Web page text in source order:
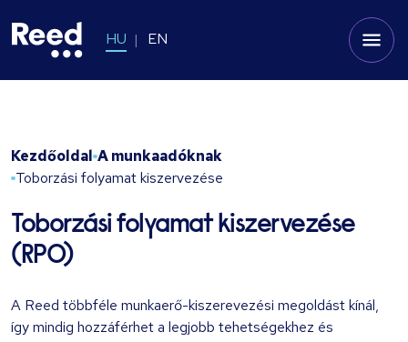
HU EN
Kezdőoldal A munkaadóknak
Toborzási folyamat kiszervezése
Toborzási folyamat kiszervezése
(RPO)
A Reed többféle munkaerő-kiszerevezési megoldást kínál,
így mindig hozzáférhet a legjobb tehetségekhez és